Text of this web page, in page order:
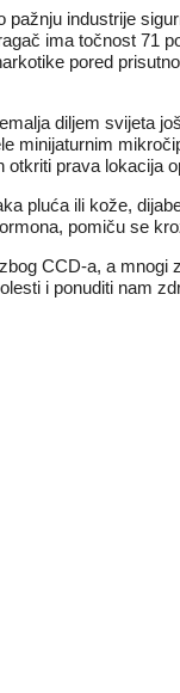
industrije
ima točnost 71
pored
diljem svijeta
minijaturnim
prava lokacija
pluća ili kože,
pomiču se
CCD-a, a
i ponuditi nam